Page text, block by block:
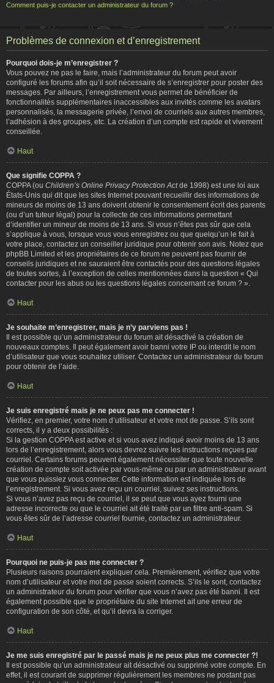
Comment puis-je contacter un administrateur du forum ?
Problèmes de connexion et d’enregistrement
Pourquoi dois-je m’enregistrer ?
Vous pouvez ne pas le faire, mais l’administrateur du forum peut avoir
configuré les forums afin qu’il soit nécessaire de s’enregistrer pour poster des
messages. Par ailleurs, l’enregistrement vous permet de bénéficier de
fonctionnalités supplémentaires inaccessibles aux invités comme les avatars
personnalisés, la messagerie privée, l’envoi de courriels aux autres membres,
l’adhésion à des groupes, etc. La création d’un compte est rapide et vivement
conseillée.
Haut
Que signifie COPPA ?
COPPA (ou Children’s Online Privacy Protection Actde 1998) est une loi aux
États-Unis qui dit que les sites Internet pouvant recueillir des informations de
mineurs de moins de 13 ans doivent obtenir le consentement écrit des parents
(ou d’un tuteur légal) pour la collecte de ces informations permettant
d’identifier un mineur de moins de 13 ans. Si vous n’êtes pas sûr que cela
s’applique à vous, lorsque vous vous enregistrez ou que quelqu’un le fait à
votre place, contactez un conseiller juridique pour obtenir son avis. Notez que
phpBB Limited et les propriétaires de ce forum ne peuvent pas fournir de
conseils juridiques et ne sauraient être contactés pour des questions légales
de toutes sortes, à l’exception de celles mentionnées dans la question « Qui
contacter pour les abus ou les questions légales concernant ce forum ? ».
Haut
Je souhaite m’enregistrer, mais je n’y parviens pas !
Il est possible qu’un administrateur du forum ait désactivé la création de
nouveaux comptes. Il peut également avoir banni votre IP ou interdit le nom
d’utilisateur que vous souhaitez utiliser. Contactez un administrateur du forum
pour obtenir de l’aide.
Haut
Je suis enregistré mais je ne peux pas me connecter !
Vérifiez, en premier, votre nom d’utilisateur et votre mot de passe. S’ils sont
corrects, il y a deux possibilités :
Si la gestion COPPA est active et si vous avez indiqué avoir moins de 13 ans
lors de l’enregistrement, alors vous devrez suivre les instructions reçues par
courriel. Certains forums peuvent également nécessiter que toute nouvelle
création de compte soit activée par vous-même ou par un administrateur avant
que vous puissiez vous connecter. Cette information est indiquée lors de
l’enregistrement. Si vous avez reçu un courriel, suivez ses instructions.
Si vous n’avez pas reçu de courriel, il se peut que vous ayez fourni une
adresse incorrecte ou que le courriel ait été traité par un filtre anti-spam. Si
vous êtes sûr de l’adresse courriel fournie, contactez un administrateur.
Haut
Pourquoi ne puis-je pas me connecter ?
Plusieurs raisons pourraient expliquer cela. Premièrement, vérifiez que votre
nom d’utilisateur et votre mot de passe soient corrects. S’ils le sont, contactez
un administrateur du forum pour vérifier que vous n’avez pas été banni. Il est
également possible que le propriétaire du site Internet ait une erreur de
configuration de son côté, et qu’il devra la corriger.
Haut
Je me suis enregistré par le passé mais je ne peux plus me connecter ?!
Il est possible qu’un administrateur ait désactivé ou supprimé votre compte. En
effet, il est courant de supprimer régulièrement les membres ne postant pas